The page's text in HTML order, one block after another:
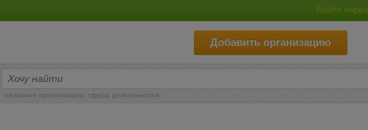
Войти через
Добавить организацию
название организации, сфера деятельности